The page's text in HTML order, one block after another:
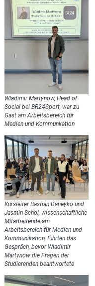
Wladimir Martynow, Head of
Social bei BR24Sport, war zu
Gast am Arbeitsbereich für
Medien und Kommunkation
Kursleiter Bastian Daneyko und
Jasmin Schol, wissenschaftliche
Mitarbeitende am
Arbeitsbereich für Medien und
Kommunikation, führten das
Gespräch, bevor Wladimir
Martynow die Fragen der
Studierenden beantwortete